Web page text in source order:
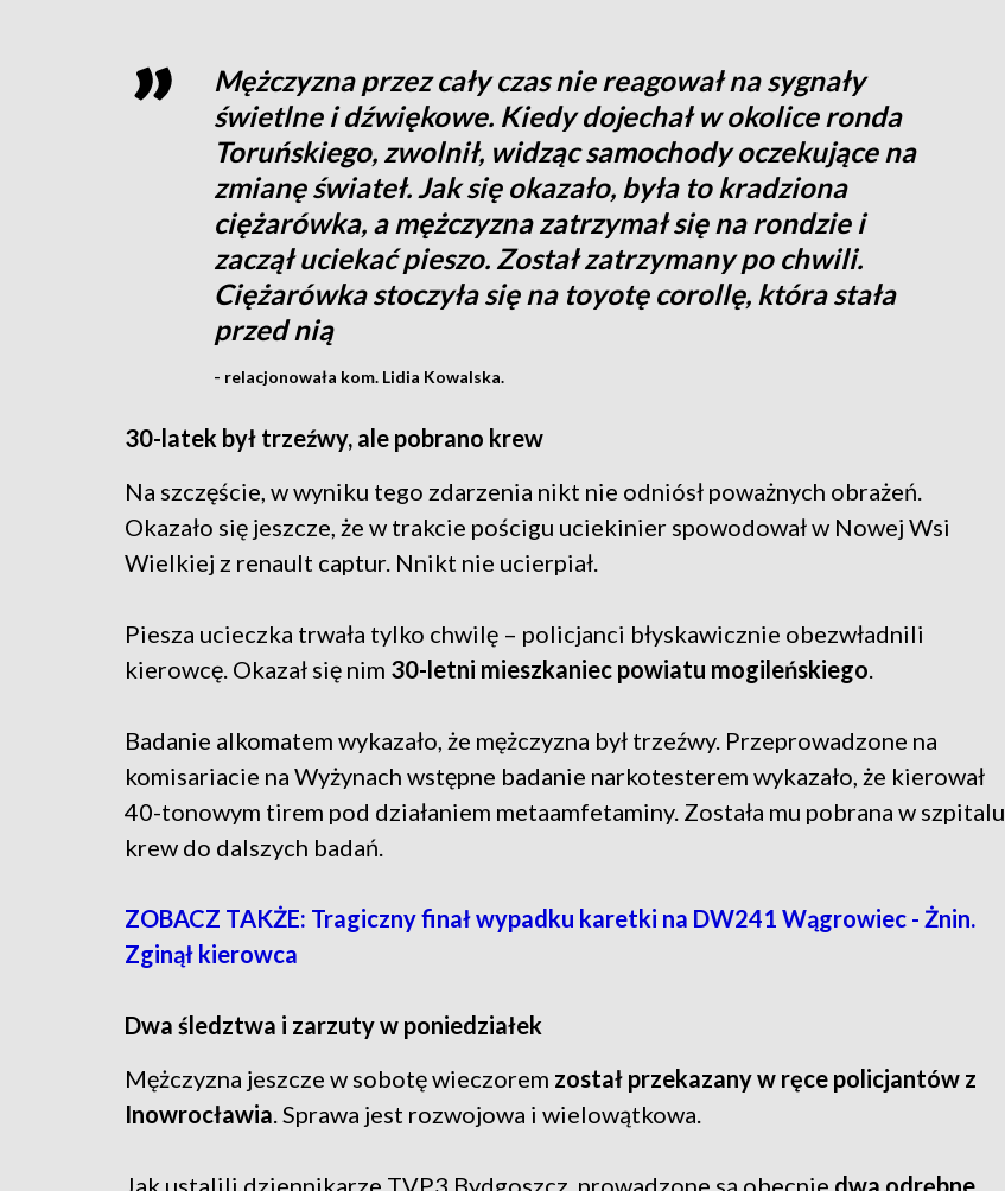
Mężczyzna przez cały czas nie reagował na sygnały
świetlne i dźwiękowe. Kiedy dojechał w okolice ronda
Toruńskiego, zwolnił, widząc samochody oczekujące na
zmianę świateł. Jak się okazało, była to kradziona
ciężarówka, a mężczyzna zatrzymał się na rondzie i
zaczął uciekać pieszo. Został zatrzymany po chwili.
Ciężarówka stoczyła się na toyotę corollę, która stała
przed nią
- relacjonowała kom. Lidia Kowalska.
30-latek był trzeźwy, ale pobrano krew
Na szczęście, w wyniku tego zdarzenia nikt nie odniósł poważnych obrażeń.
Okazało się jeszcze, że w trakcie pościgu uciekinier spowodował w Nowej Wsi
Wielkiej z renault captur. Nnikt nie ucierpiał.
Piesza ucieczka trwała tylko chwilę – policjanci błyskawicznie obezwładnili
kierowcę. Okazał się nim 30-letni mieszkaniec powiatu mogileńskiego
Badanie alkomatem wykazało, że mężczyzna był trzeźwy. Przeprowadzone na
komisariacie na Wyżynach wstępne badanie narkotesterem wykazało, że kierował
40-tonowym tirem pod działaniem metaamfetaminy. Została mu pobrana w szpitalu
krew do dalszych badań.
ZOBACZ TAKŻE: Tragiczny finał wypadku karetki na DW241 Wągrowiec - Żnin.
Zginął kierowca
Dwa śledztwa i zarzuty w poniedziałek
Mężczyzna jeszcze w sobotę wieczorem został przekazany w ręce policjantów z
Inowrocławia . Sprawa jest rozwojowa i wielowątkowa.
Jak ustalili dziennikarze TVP3 Bydgoszcz, prowadzone są obecnie dwa odrębne